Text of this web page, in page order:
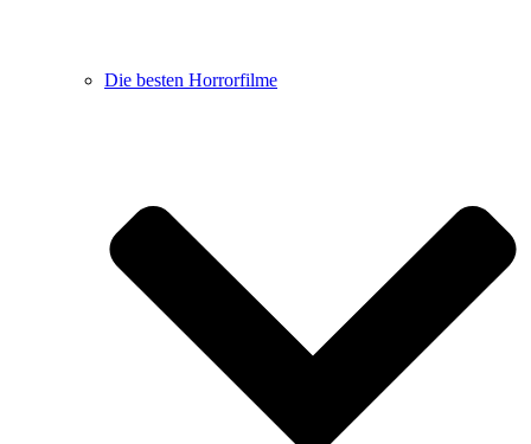
Die besten Horrorfilme